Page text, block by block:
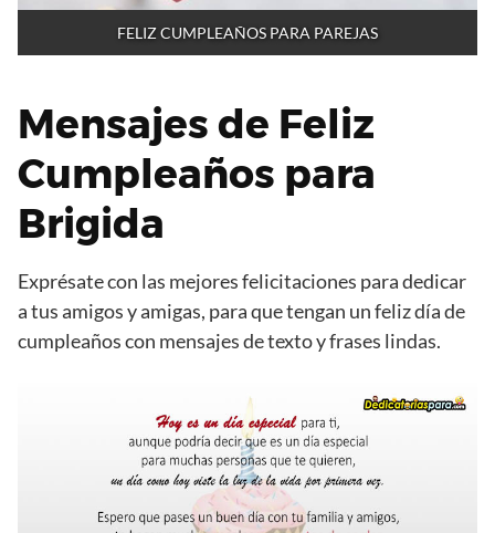
FELIZ CUMPLEAÑOS PARA PAREJAS
Mensajes de Feliz
Cumpleaños para
Brigida
Exprésate con las mejores felicitaciones para dedicar
a tus amigos y amigas, para que tengan un feliz día de
cumpleaños con mensajes de texto y frases lindas.